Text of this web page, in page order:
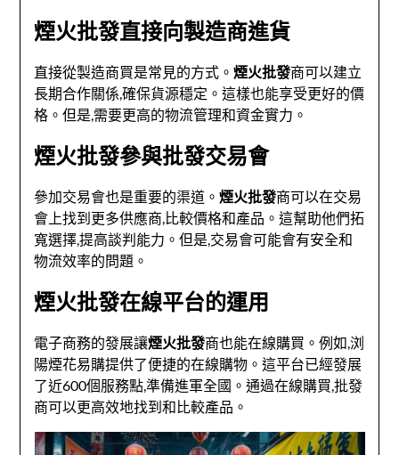
煙火批發直接向製造商進貨
直接從製造商買是常見的方式。煙火批發商可以建立
長期合作關係,確保貨源穩定。這樣也能享受更好的價
格。但是,需要更高的物流管理和資金實力。
煙火批發參與批發交易會
參加交易會也是重要的渠道。煙火批發商可以在交易
會上找到更多供應商,比較價格和產品。這幫助他們拓
寬選擇,提高談判能力。但是,交易會可能會有安全和
物流效率的問題。
煙火批發在線平台的運用
電子商務的發展讓煙火批發商也能在線購買。例如,浏
陽煙花易購提供了便捷的在線購物。這平台已經發展
了近600個服務點,準備進軍全國。通過在線購買,批發
商可以更高效地找到和比較產品。